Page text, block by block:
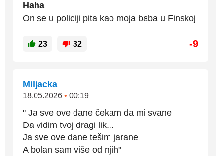
Haha
On se u policiji pita kao moja baba u Finskoj
23 32 -9
Miljacka
18.05.2026 • 00:19
" Ja sve ove dane čekam da mi svane
Da vidim tvoj dragi lik...
Ja sve ove dane tešim jarane
A bolan sam više od njih"